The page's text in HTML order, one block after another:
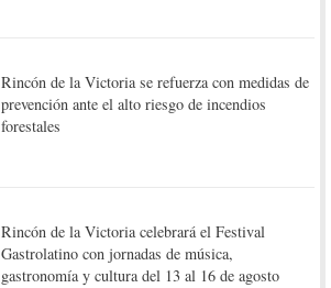
Rincón de la Victoria se refuerza con medidas de
prevención ante el alto riesgo de incendios
forestales
Rincón de la Victoria celebrará el Festival
Gastrolatino con jornadas de música,
gastronomía y cultura del 13 al 16 de agosto